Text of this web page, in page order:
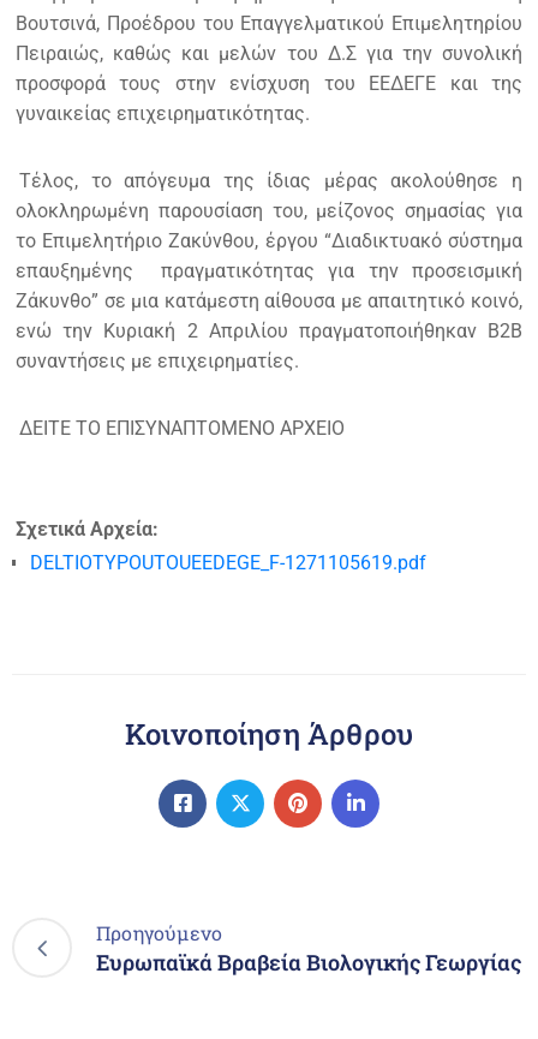
Βουτσινά, Προέδρου του Επαγγελματικού Επιμελητηρίου
Πειραιώς, καθώς και μελών του Δ.Σ για την συνολική
προσφορά τους στην ενίσχυση του ΕΕΔΕΓΕ και της
γυναικείας επιχειρηματικότητας.
Τέλος, το απόγευμα της ίδιας μέρας ακολούθησε η
ολοκληρωμένη παρουσίαση του, μείζονος σημασίας για
το Επιμελητήριο Ζακύνθου, έργου “Διαδικτυακό σύστημα
επαυξημένης πραγματικότητας για την προσεισμική
Ζάκυνθο” σε μια κατάμεστη αίθουσα με απαιτητικό κοινό,
ενώ την Κυριακή 2 Απριλίου πραγματοποιήθηκαν B2B
συναντήσεις με επιχειρηματίες.
ΔΕΙΤΕ ΤΟ ΕΠΙΣΥΝΑΠΤΟΜΕΝΟ ΑΡΧΕΙΟ
Σχετικά Αρχεία:
DELTIOTYPOUTOUEEDEGE_F-1271105619.pdf
Κοινοποίηση Άρθρου
Προηγούμενο
Ευρωπαϊκά Βραβεία Βιολογικής Γεωργίας